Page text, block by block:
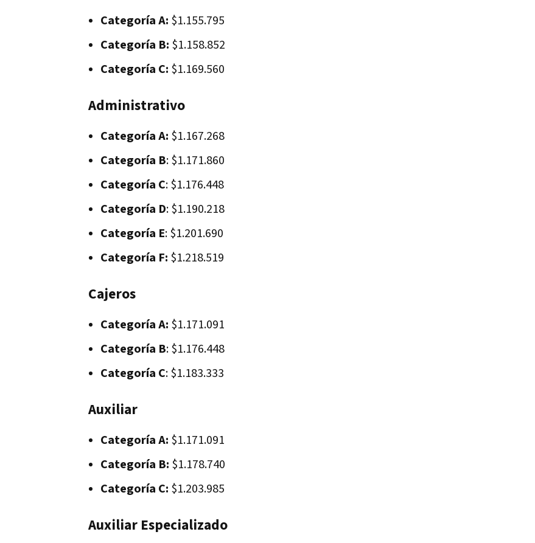
Categoría A: $1.155.795
Categoría B: $1.158.852
Categoría C: $1.169.560
Administrativo
Categoría A: $1.167.268
Categoría B: $1.171.860
Categoría C: $1.176.448
Categoría D: $1.190.218
Categoría E: $1.201.690
Categoría F: $1.218.519
Cajeros
Categoría A: $1.171.091
Categoría B: $1.176.448
Categoría C: $1.183.333
Auxiliar
Categoría A: $1.171.091
Categoría B: $1.178.740
Categoría C: $1.203.985
Auxiliar Especializado